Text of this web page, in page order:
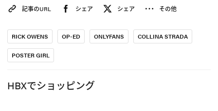
ョンが大人しくなっているわけではない。むしろ適切
といった、機械が読み取れる基準（しかも一部の関係
者が決めた基準）を通して、美意識そのものがふるい
にかけられ始めている。いわば“ファッションの可視性
記事のURL シェア シェア その他
RICK OWENS OP-ED ONLYFANS COLLINA STRADA
POSTER GIRL
HBXでショッピング